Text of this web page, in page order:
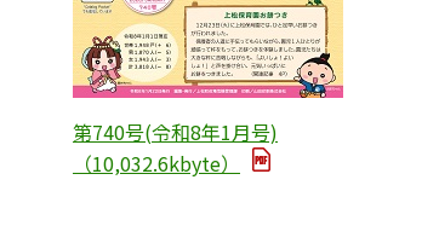
第740号(令和8年1月号)
（10,032.6kbyte）